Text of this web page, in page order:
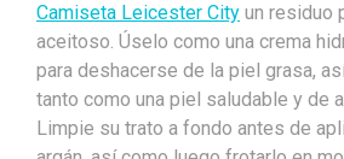
Camiseta Leicester City un residuo
aceitoso. Úselo como una crema
para deshacerse de la piel grasa,
tanto como una piel saludable y de
Limpie su trato a fondo antes de